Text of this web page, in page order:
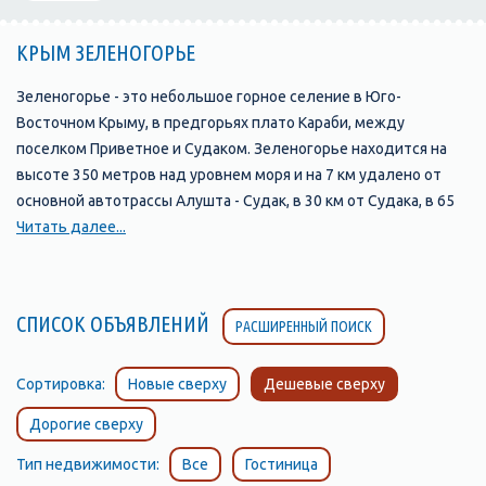
КРЫМ ЗЕЛЕНОГОРЬЕ
Зеленогорье - это небольшое горное селение в Юго-
Восточном Крыму, в предгорьях плато Караби, между
поселком Приветное и Судаком. Зеленогорье находится на
высоте 350 метров над уровнем моря и на 7 км удалено от
основной автотрассы Алушта - Судак, в 30 км от Судака, в 65
км - от Алушты. Поворачивать к поселку следует у башни
медпункт, несколько домов отдыха разной комфортности.
Природа Зеленогорья неповторима. С трех сторон поселок
севера - поселок незаметно переходит в урочище, которое
называется Панагия, что значит святая. Здесь начинается
туристическая тропа в живописный каньон с множеством
небольших водопадов, порогов и водных ванн. Если
Читать далее...
СПИСОК ОБЪЯВЛЕНИЙ РАСШИРЕННЫЙ ПОИСК
Сортировка: Новые сверху Дешевые сверху
Дорогие сверху
Тип недвижимости: Все Гостиница